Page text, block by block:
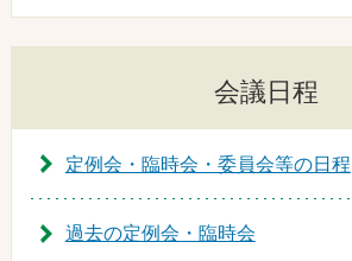
会議日程
定例会・臨時会・委員会等の日程
過去の定例会・臨時会